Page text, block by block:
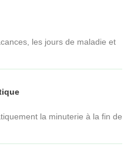
les jours de maladie et
la minuterie à la fin de